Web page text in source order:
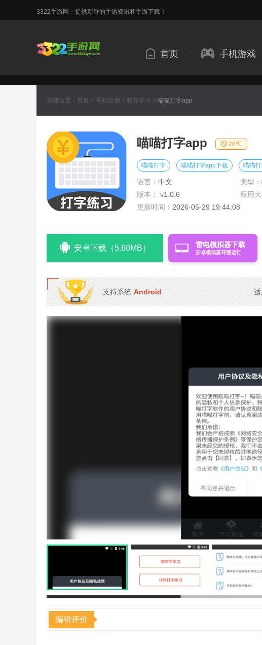
3322手游网：提供新鲜的手游资讯和手游下载！
首页 手机游戏
当前位置： 首页 > 手机应用 > 教育学习 > 喵喵打字app
喵喵打字app 28℃
喵喵打字 喵喵打字app下载 喵喵
语言： 中文 类型：
版本：
v1.0.6 应用大
更新时间： 2026-05-29 19:44:08
安卓下载（5.60MB） 雷电模拟器下载
安卓模拟器环境运行
支持系统 Android
编辑评价